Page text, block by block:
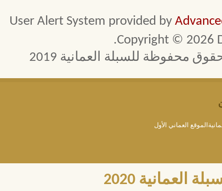
User Alert System provided by
Copyright © 2026
محفوظة للسبلة العمانية 2019
العماني الأول
2020